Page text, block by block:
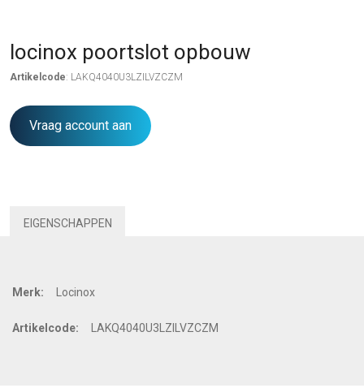
locinox poortslot opbouw
Artikelcode: LAKQ4040U3LZILVZCZM
Vraag account aan
EIGENSCHAPPEN
Merk: Locinox
Artikelcode: LAKQ4040U3LZILVZCZM